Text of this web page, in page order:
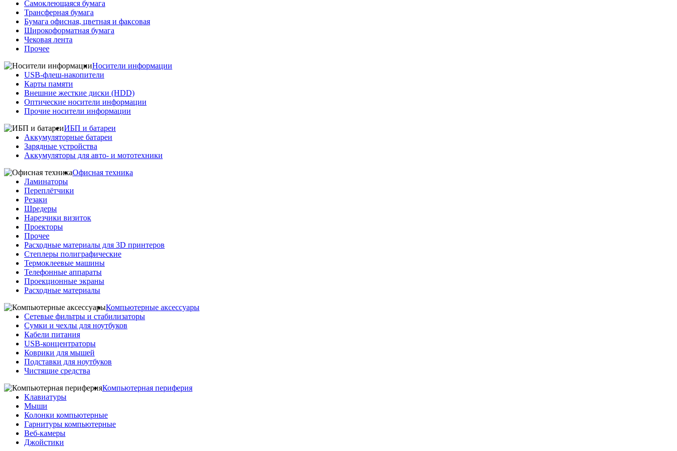
Самоклеющаяся бумага
Трансферная бумага
Бумага офисная, цветная и факсовая
Широкоформатная бумага
Чековая лента
Прочее
Носители информации
USB-флеш-накопители
Карты памяти
Внешние жесткие диски (HDD)
Оптические носители информации
Прочие носители информации
ИБП и батареи
Аккумуляторные батареи
Зарядные устройства
Аккумуляторы для авто- и мототехники
Офисная техника
Ламинаторы
Переплётчики
Резаки
Шредеры
Нарезчики визиток
Проекторы
Прочее
Расходные материалы для 3D принтеров
Степлеры полиграфические
Термоклеевые машины
Телефонные аппараты
Проекционные экраны
Расходные материалы
Компьютерные аксессуары
Сетевые фильтры и стабилизаторы
Сумки и чехлы для ноутбуков
Кабели питания
USB-концентраторы
Коврики для мышей
Подставки для ноутбуков
Чистящие средства
Компьютерная периферия
Клавиатуры
Мыши
Колонки компьютерные
Гарнитуры компьютерные
Веб-камеры
Джойстики